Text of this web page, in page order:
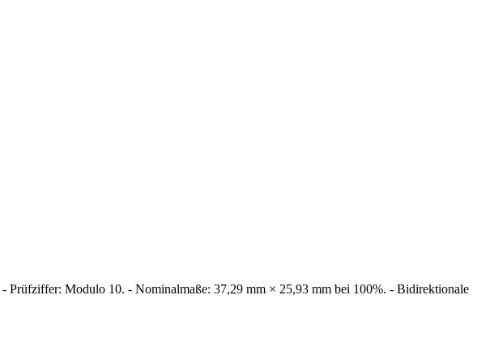
Modulo 10. - Nominalmaße: 37,29 mm × 25,93 mm bei 100%. - Bidirektionale